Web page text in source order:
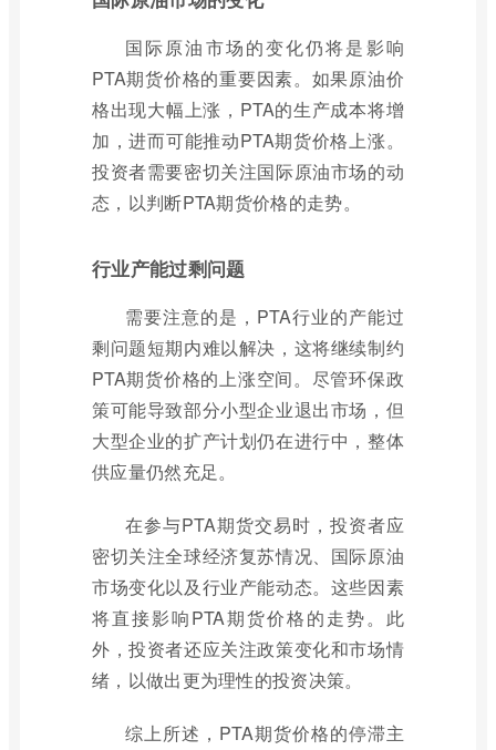
国际原油市场的变化仍将是影响
PTA期货价格的重要因素。如果原油价
格出现大幅上涨，PTA的生产成本将增
加，进而可能推动PTA期货价格上涨。
投资者需要密切关注国际原油市场的动
态，以判断PTA期货价格的走势。
行业产能过剩问题
需要注意的是，PTA行业的产能过
剩问题短期内难以解决，这将继续制约
PTA期货价格的上涨空间。尽管环保政
策可能导致部分小型企业退出市场，但
大型企业的扩产计划仍在进行中，整体
供应量仍然充足。
在参与PTA期货交易时，投资者应
密切关注全球经济复苏情况、国际原油
市场变化以及行业产能动态。这些因素
将直接影响PTA期货价格的走势。此
外，投资者还应关注政策变化和市场情
绪，以做出更为理性的投资决策。
综上所述，PTA期货价格的停滞主